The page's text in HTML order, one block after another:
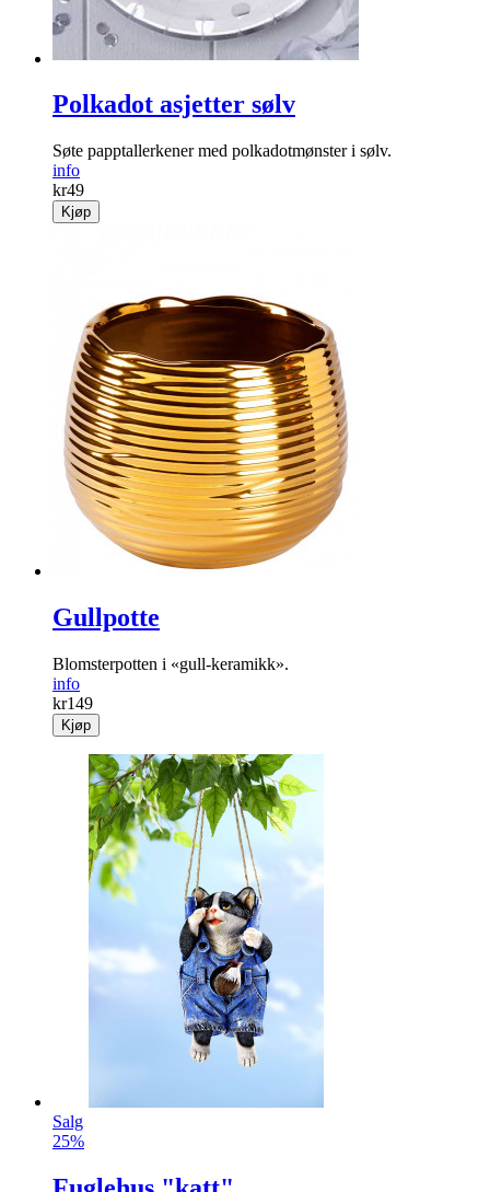
Polkadot asjetter sølv
Søte papptallerkener med polkadotmønster i sølv.
info
kr49
Kjøp
Gullpotte
Blomster­potten i «gull-keramikk».
info
kr149
Kjøp
Salg
25%